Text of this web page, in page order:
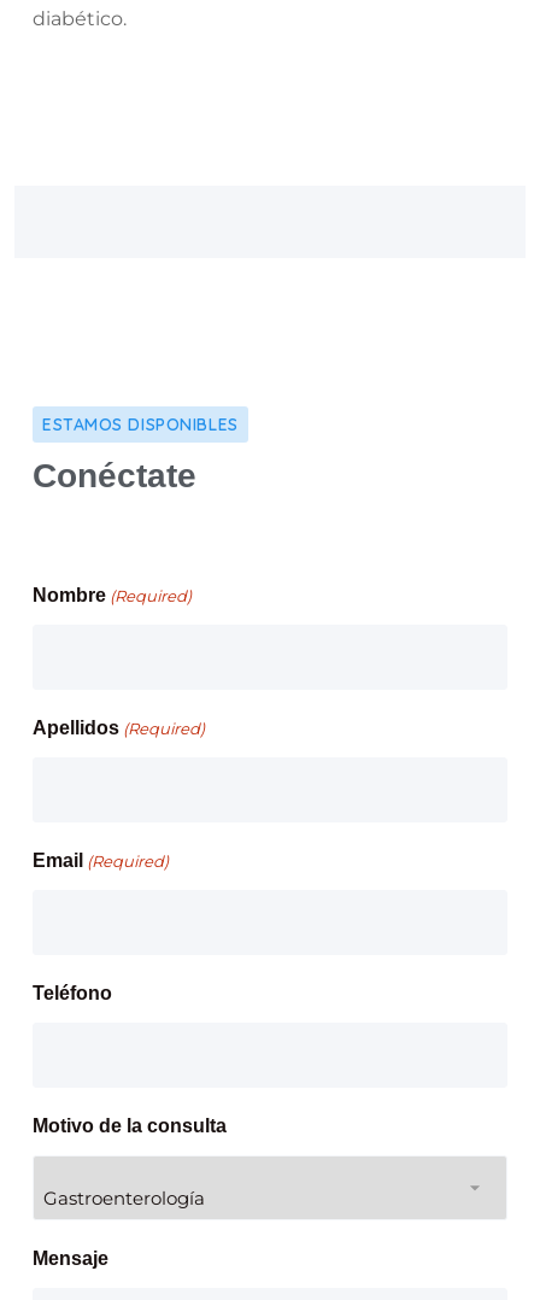
diabético.
ESTAMOS DISPONIBLES
Conéctate
Nombre (Required)
Apellidos (Required)
Email (Required)
Teléfono
Motivo de la consulta
Mensaje